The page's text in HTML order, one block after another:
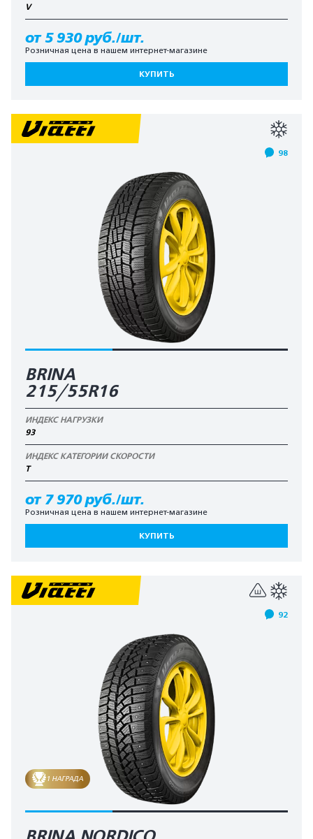
V
от 5 930 руб./шт.
Розничная цена в нашем интернет-магазине
КУПИТЬ
98
BRINA
215/55R16
ИНДЕКС НАГРУЗКИ
93
ИНДЕКС КАТЕГОРИИ СКОРОСТИ
T
от 7 970 руб./шт.
Розничная цена в нашем интернет-магазине
КУПИТЬ
92
1 НАГРАДА